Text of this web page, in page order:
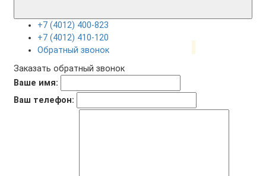
+7 (4012) 400-823
+7 (4012) 410-120
Обратный звонок
Заказать обратный звонок
Ваше имя:
Ваш телефон: